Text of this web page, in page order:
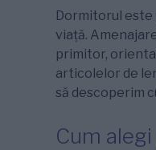
Dormitorul
viață.
primitor,
articolelor de
să descoperim
Cum